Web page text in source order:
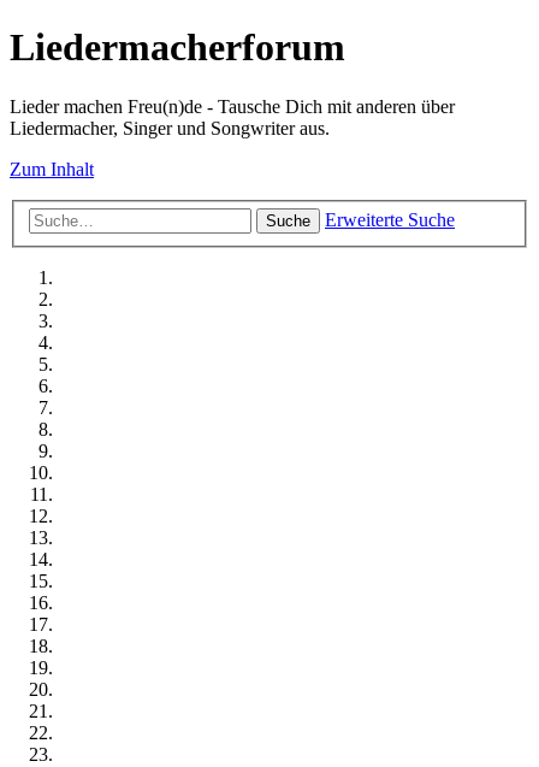
Liedermacherforum
Lieder machen Freu(n)de - Tausche Dich mit anderen über
Liedermacher, Singer und Songwriter aus.
Zum Inhalt
Suche Erweiterte Suche